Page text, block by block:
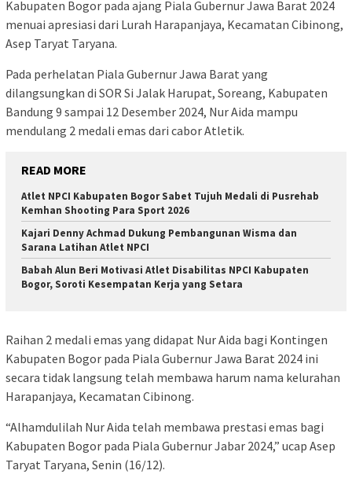
Kabupaten Bogor pada ajang Piala Gubernur Jawa Barat 2024
menuai apresiasi dari Lurah Harapanjaya, Kecamatan Cibinong,
Asep Taryat Taryana.
Pada perhelatan Piala Gubernur Jawa Barat yang
dilangsungkan di SOR Si Jalak Harupat, Soreang, Kabupaten
Bandung 9 sampai 12 Desember 2024, Nur Aida mampu
mendulang 2 medali emas dari cabor Atletik.
READ MORE
Atlet NPCI Kabupaten Bogor Sabet Tujuh Medali di Pusrehab
Kemhan Shooting Para Sport 2026
Kajari Denny Achmad Dukung Pembangunan Wisma dan
Sarana Latihan Atlet NPCI
Babah Alun Beri Motivasi Atlet Disabilitas NPCI Kabupaten
Bogor, Soroti Kesempatan Kerja yang Setara
Raihan 2 medali emas yang didapat Nur Aida bagi Kontingen
Kabupaten Bogor pada Piala Gubernur Jawa Barat 2024 ini
secara tidak langsung telah membawa harum nama kelurahan
Harapanjaya, Kecamatan Cibinong.
“Alhamdulilah Nur Aida telah membawa prestasi emas bagi
Kabupaten Bogor pada Piala Gubernur Jabar 2024,” ucap Asep
Taryat Taryana, Senin (16/12).